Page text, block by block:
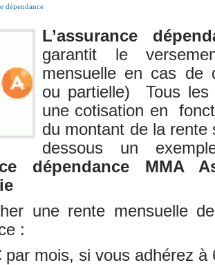
dépendance
L’assurance
garantit le
mensuelle en cas de
ou partielle) Tous les
une cotisation en
du montant de la rente
dessous un
dépendance MMA
une rente mensuelle
:
par mois, si vous adhérez à